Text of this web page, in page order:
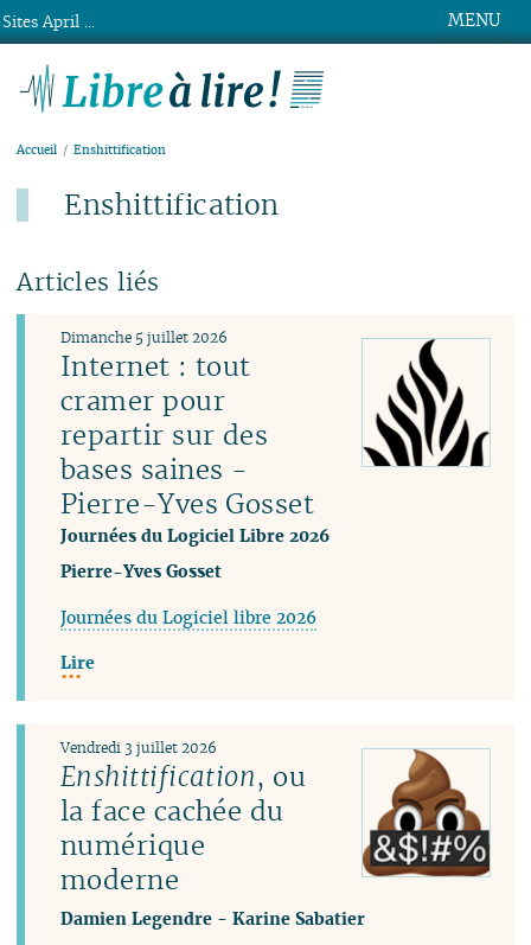
MENU
Accueil Enshittification
Enshittification
Articles liés
Internet : tout
cramer pour
repartir sur des
bases saines -
Pierre-Yves Gosset
Journées du Logiciel Libre 2026
Dimanche 5 juillet 2026
Pierre-Yves Gosset
Journées du Logiciel libre 2026
Lire
Enshittification, ou
la face cachée du
numérique
moderne
Vendredi 3 juillet 2026
Damien Legendre -Karine Sabatier
Sites April ...